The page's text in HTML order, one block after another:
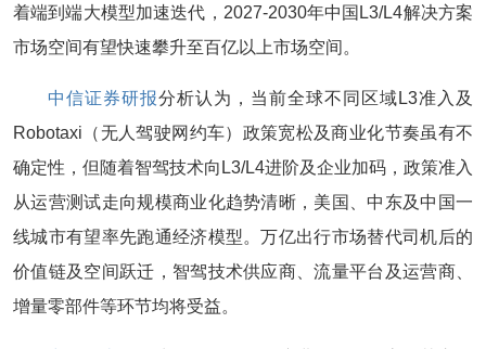
着端到端大模型加速迭代，2027-2030年中国L3/L4解决方案
市场空间有望快速攀升至百亿以上市场空间。
中信证券研报分析认为，当前全球不同区域L3准入及
Robotaxi（无人驾驶网约车）政策宽松及商业化节奏虽有不
确定性，但随着智驾技术向L3/L4进阶及企业加码，政策准入
从运营测试走向规模商业化趋势清晰，美国、中东及中国一
线城市有望率先跑通经济模型。万亿出行市场替代司机后的
价值链及空间跃迁，智驾技术供应商、流量平台及运营商、
增量零部件等环节均将受益。